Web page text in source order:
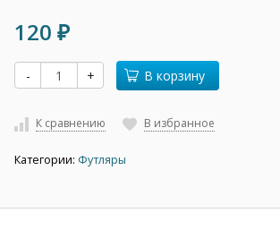
120 ₽
- + В корзину
К сравнению В избранное
Категории: Футляры